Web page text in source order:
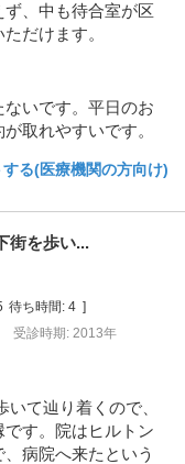
、中も待合室が区
だけます。
いです。平日のお
取れやすいです。
る(医療機関の方向け)
街を歩い...
待ち時間: 4 ]
受診時期: 2013年
て辿り着くので、
す。院はヒルトン
病院へ来たという